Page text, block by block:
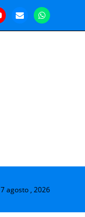
7 agosto , 2026